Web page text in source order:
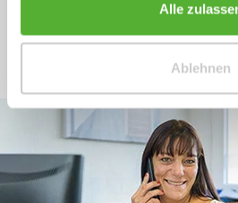
Alle
Ablehnen
+49 (0)4244 965 34 04
Mo